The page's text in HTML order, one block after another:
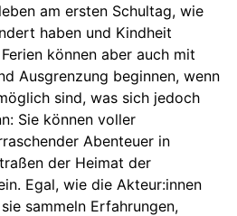
am ersten Schultag, wie
haben und Kindheit
können aber auch mit
Ausgrenzung beginnen, wenn
sind, was sich jedoch
Sie können voller
Abenteuer in
der Heimat der
Egal, wie die Akteur:innen
sammeln Erfahrungen,